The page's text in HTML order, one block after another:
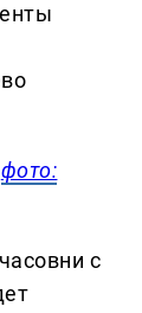
фото:
с